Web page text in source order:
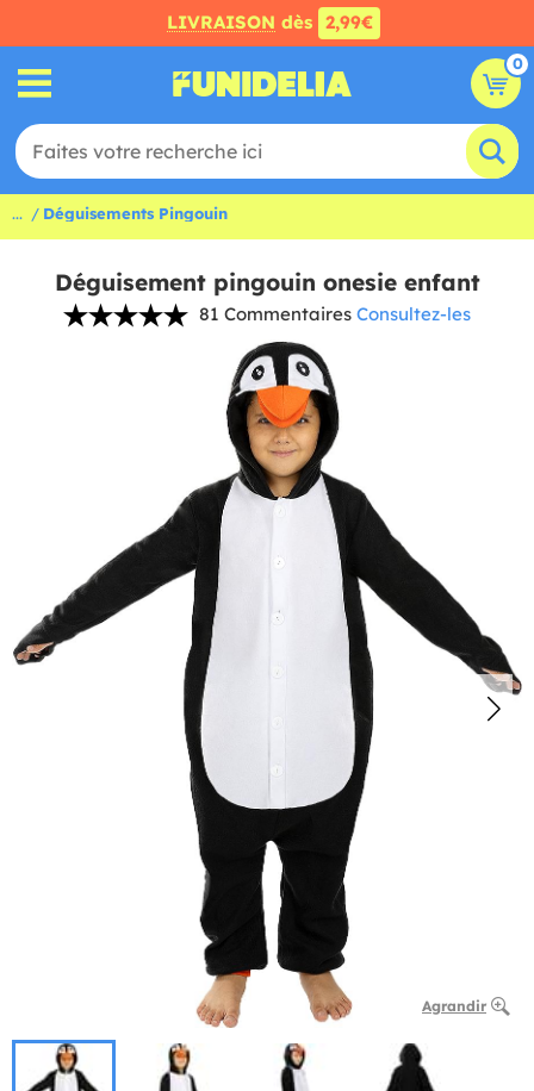
LIVRAISON dès 2,99€
0
... Déguisements Pingouin
Déguisement pingouin onesie enfant
81 Commentaires Consultez-les
Agrandir